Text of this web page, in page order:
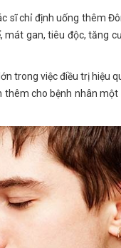
sĩ chỉ định uống thêm
gan, tiêu độc, tăng
trong việc điều trị hiệu
cho bệnh nhân